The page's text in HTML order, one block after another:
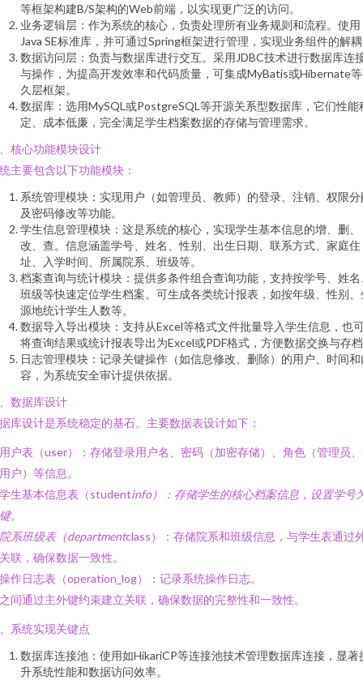
等框架构建B/S架构的Web前端，以实现更广泛的访问。
业务逻辑层：作为系统的核心，负责处理所有业务规则和流程。使用
Java SE标准库，并可通过Spring框架进行管理，实现业务组件的解
数据访问层：负责与数据库进行交互。采用JDBC技术进行数据库连
与操作，为提高开发效率和代码质量，可集成MyBatis或Hibernate
久层框架。
数据库：选用MySQL或PostgreSQL等开源关系型数据库，它们性能
定、成本低廉，完全满足学生档案数据的存储与管理需求。
核心功能模块设计
主要包含以下功能模块：
系统管理模块：实现用户（如管理员、教师）的登录、注销、权限分
及密码修改等功能。
学生信息管理模块：这是系统的核心，实现学生基本信息的增、删、
改、查。信息涵盖学号、姓名、性别、出生日期、联系方式、家庭住
址、入学时间、所属院系、班级等。
档案查询与统计模块：提供多条件组合查询功能，支持按学号、姓名
班级等快速定位学生档案。可生成各类统计报表，如按年级、性别、
源地统计学生人数等。
数据导入导出模块：支持从Excel等格式文件批量导入学生信息，也
将查询结果或统计报表导出为Excel或PDF格式，方便数据交换与存
日志管理模块：记录关键操作（如信息修改、删除）的用户、时间和
容，为系统安全审计提供依据。
数据库设计
库设计是系统稳定的基石。主要数据表设计如下：
户表（user）：存储登录用户名、密码（加密存储）、角色（管理员
户）等信息。
生基本信息表（studentinfo）：存储学生的核心档案信息，设置学号
。
系班级表（departmentclass）：存储院系和班级信息，与学生表通过
联，确保数据一致性。
作日志表（operation_log）：记录系统操作日志。
间通过主外键约束建立关联，确保数据的完整性和一致性。
系统实现关键点
数据库连接池：使用如HikariCP等连接池技术管理数据库连接，显著
升系统性能和数据访问效率。